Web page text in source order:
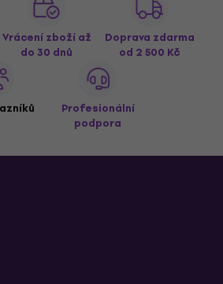
Vrácení zboží až
do 30 dnů
Doprava zdarma
od 2 500 Kč
Profesionální
podpora